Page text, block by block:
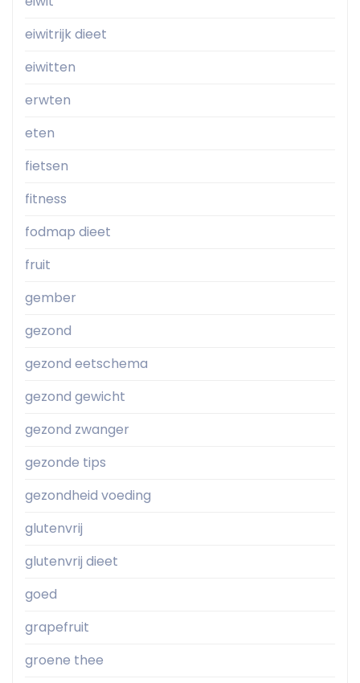
eiwitrijk dieet
eiwitten
erwten
eten
fietsen
fitness
fodmap dieet
fruit
gember
gezond
gezond eetschema
gezond gewicht
gezond zwanger
gezonde tips
gezondheid voeding
glutenvrij
glutenvrij dieet
goed
grapefruit
groene thee